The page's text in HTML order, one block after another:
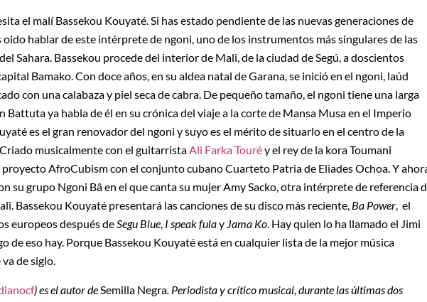
el malí Bassekou Kouyaté. Si has estado pendiente de las nuevas generaciones de
oido hablar de este intérprete de ngoni, uno de los instrumentos más singulares de las
Sahara. Bassekou procede del interior de Mali, de la ciudad de Segú, a doscientos
Bamako. Con doce años, en su aldea natal de Garana, se inició en el ngoni, laúd
con una calabaza y piel seca de cabra. De pequeño tamaño, el ngoni tiene una larga
Battuta ya habla de él en su crónica del viaje a la corte de Mansa Musa en el Imperio
es el gran renovador del ngoni y suyo es el mérito de situarlo en el centro de la
musicalmente con el guitarristaAli Farka Touréy el rey de la kora Toumani
AfroCubism con el conjunto cubano Cuarteto Patria de Eliades Ochoa. Y
su grupo Ngoni Bâ en el que canta su mujer Amy Sacko, otra intérprete de referencia
Bassekou Kouyaté presentará las canciones de su disco más reciente, Ba Power, el
europeos después deSegu Blue, I speak fulay Jama Ko. Hay quien lo ha llamado el Jimi
de eso hay. Porque Bassekou Kouyaté está en cualquier lista de la mejor música
de siglo.
) es el autor deSemilla Negra. Periodista y crítico musical, durante las últimas dos